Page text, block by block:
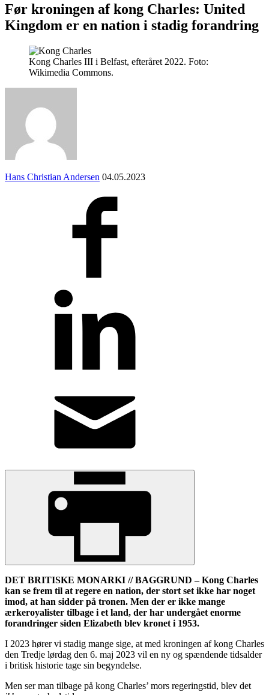
Før kroningen af kong Charles: United
Kingdom er en nation i stadig forandring
Kong Charles III i Belfast, efteråret 2022. Foto:
Wikimedia Commons.
Hans Christian Andersen 04.05.2023
DET BRITISKE MONARKI // BAGGRUND – Kong Charles
kan se frem til at regere en nation, der stort set ikke har noget
imod, at han sidder på tronen. Men der er ikke mange
ærkeroyalister tilbage i et land, der har undergået enorme
forandringer siden Elizabeth blev kronet i 1953.
I 2023 hører vi stadig mange sige, at med kroningen af kong Charles
den Tredje lørdag den 6. maj 2023 vil en ny og spændende tidsalder
i britisk historie tage sin begyndelse.
Men ser man tilbage på kong Charles’ mors regeringstid, blev det